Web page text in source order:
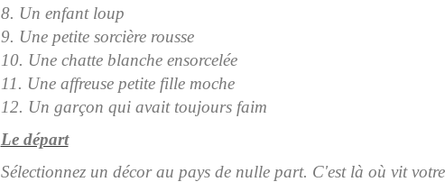
8. Un enfant loup
9. Une petite sorcière rousse
10. Une chatte blanche ensorcelée
11. Une affreuse petite fille moche
12. Un garçon qui avait toujours faim
Le départ
Sélectionnez un décor au pays de nulle part. C'est là où vit